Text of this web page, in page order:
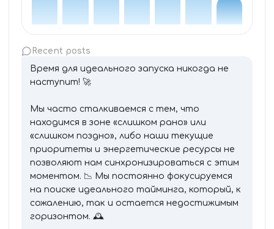
Recent posts
Время для идеального запуска никогда не
наступит! 🚀
Мы часто сталкиваемся с тем, что
находимся в зоне «слишком рано» или
«слишком поздно», либо наши текущие
приоритеты и энергетические ресурсы не
позволяют нам синхронизироваться с этим
моментом. 📉 Мы постоянно фокусируемся
на поиске идеального тайминга, который, к
сожалению, так и остается недостижимым
горизонтом. 🕰️